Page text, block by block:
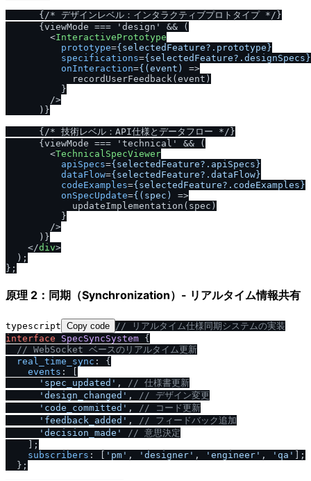
      {
/* デザインレベル：インタラクティブプロトタイプ */ }
      {viewMode === 'design' && (
<InteractivePrototype
prototype={selectedFeature?.prototype}
specifications={selectedFeature?.designSpecs}
onInteraction={(event)
=>
            recordUserFeedback(event)
          }
/>
      )}
      {
/* 技術レベル：API仕様とデータフロー */ }
      {viewMode === 'technical' && (
<TechnicalSpecViewer
apiSpecs={selectedFeature?.apiSpecs}
dataFlow={selectedFeature?.dataFlow}
codeExamples={selectedFeature?.codeExamples}
onSpecUpdate={(spec)
=>
            updateImplementation(spec)
          }
/>
      )}
</div>
  );
原理 2：同期（Synchronization）- リアルタイム情報共有
typescript Copy code / / リアルタイム仕様同期システムの実装
interface
SpecSyncSystem {
/ / WebSocket ベースのリアルタイム更新
real_time_sync : {
events : [
'spec_updated' , / / 仕様書更新
'design_changed' , / / デザイン変更
'code_committed' , / / コード更新
'feedback_added' , / / フィードバック追加
'decision_made'
/ / 意思決定
    ];
subscribers : [ 'pm' , 'designer' , 'engineer' , 'qa'
];
  };